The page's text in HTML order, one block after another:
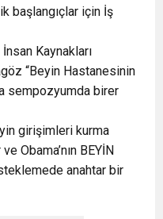
başlangıçlar için İş
Kaynakları
“Beyin Hastanesinin
sempozyumda birer
girişimleri kurma
Obama’nın BEYİN
anahtar bir